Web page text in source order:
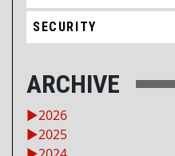
SECURITY
ARCHIVE
►2026
►2025